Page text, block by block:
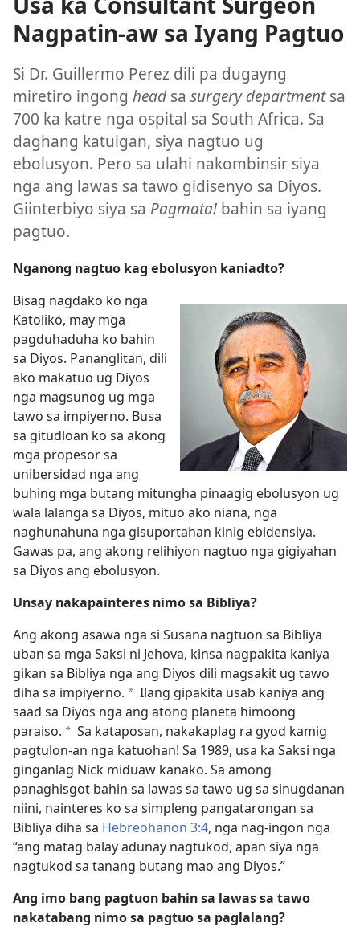
Nagpatin-aw sa Iyang Pagtuo
Si Dr. Guillermo Perez dili pa dugayng
miretiro ingong headsa surgery departmentsa
700 ka katre nga ospital sa South Africa. Sa
daghang katuigan, siya nagtuo ug
ebolusyon. Pero sa ulahi nakombinsir siya
nga ang lawas sa tawo gidisenyo sa Diyos.
Giinterbiyo siya sa Pagmata! bahin sa iyang
pagtuo.
Nganong nagtuo kag ebolusyon kaniadto?
Bisag nagdako ko nga
Katoliko, may mga
pagduhaduha ko bahin
sa Diyos. Pananglitan, dili
ako makatuo ug Diyos
nga magsunog ug mga
tawo sa impiyerno. Busa
sa gitudloan ko sa akong
mga propesor sa
unibersidad nga ang
buhing mga butang mitungha pinaagig ebolusyon ug
wala lalanga sa Diyos, mituo ako niana, nga
naghunahuna nga gisuportahan kinig ebidensiya.
Gawas pa, ang akong relihiyon nagtuo nga gigiyahan
sa Diyos ang ebolusyon.
Unsay nakapainteres nimo sa Bibliya?
Ang akong asawa nga si Susana nagtuon sa Bibliya
uban sa mga Saksi ni Jehova, kinsa nagpakita kaniya
gikan sa Bibliya nga ang Diyos dili magsakit ug tawo
diha sa impiyerno. * Ilang gipakita usab kaniya ang
saad sa Diyos nga ang atong planeta himoong
paraiso. * Sa kataposan, nakakaplag ra gyod kamig
pagtulon-an nga katuohan! Sa 1989, usa ka Saksi nga
ginganlag Nick miduaw kanako. Sa among
panaghisgot bahin sa lawas sa tawo ug sa sinugdanan
niini, nainteres ko sa simpleng pangatarongan sa
Bibliya diha sa Hebreohanon 3:4, nga nag-ingon nga
“ang matag balay adunay nagtukod, apan siya nga
nagtukod sa tanang butang mao ang Diyos.”
Ang imo bang pagtuon bahin sa lawas sa tawo
nakatabang nimo sa pagtuo sa paglalang?